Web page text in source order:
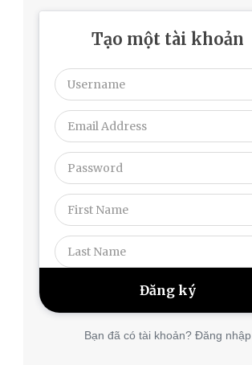
Tạo một tài khoản
Bạn đã có tài khoản? Đăng nhập